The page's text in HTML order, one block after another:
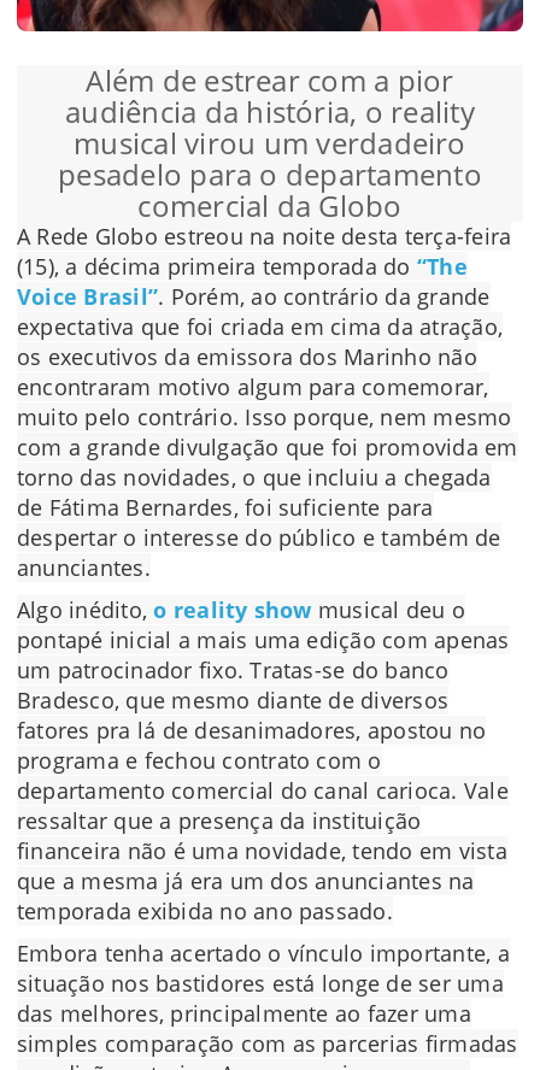
Além de estrear com a pior
audiência da história, o reality
musical virou um verdadeiro
pesadelo para o departamento
comercial da Globo
A Rede Globo estreou na noite desta terça-feira
(15), a décima primeira temporada do “The
Voice Brasil”. Porém, ao contrário da grande
expectativa que foi criada em cima da atração,
os executivos da emissora dos Marinho não
encontraram motivo algum para comemorar,
muito pelo contrário. Isso porque, nem mesmo
com a grande divulgação que foi promovida em
torno das novidades, o que incluiu a chegada
de Fátima Bernardes, foi suficiente para
despertar o interesse do público e também de
anunciantes.
Algo inédito,o reality show musical deu o
pontapé inicial a mais uma edição com apenas
um patrocinador fixo. Tratas-se do banco
Bradesco, que mesmo diante de diversos
fatores pra lá de desanimadores, apostou no
programa e fechou contrato com o
departamento comercial do canal carioca. Vale
ressaltar que a presença da instituição
financeira não é uma novidade, tendo em vista
que a mesma já era um dos anunciantes na
temporada exibida no ano passado.
Embora tenha acertado o vínculo importante, a
situação nos bastidores está longe de ser uma
das melhores, principalmente ao fazer uma
simples comparação com as parcerias firmadas